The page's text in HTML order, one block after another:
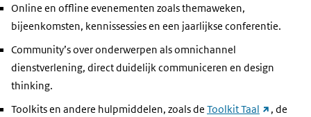
Online en offline evenementen zoals themaweken,
bijeenkomsten, kennissessies en een jaarlijkse conferentie.
Community’s over onderwerpen als omnichannel
dienstverlening, direct duidelijk communiceren en design
thinking.
Toolkits en andere hulpmiddelen, zoals de Toolkit Taal (link, de